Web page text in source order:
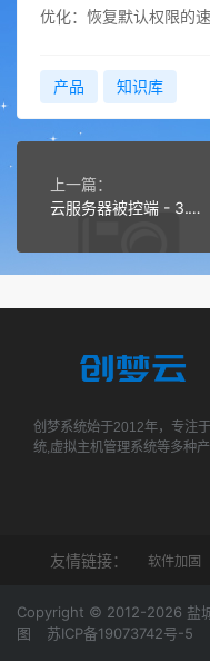
优化：恢复默认权限的
产品 知识库
上一篇：
云服务器被控端 - 3.1.0 更新内容
创梦系统始于2012年，专注
统,虚拟主机管理系统等多种产
友情链接： 软件加固
Copyright © 2012-2026 盐
图
苏ICP备19073742号-5